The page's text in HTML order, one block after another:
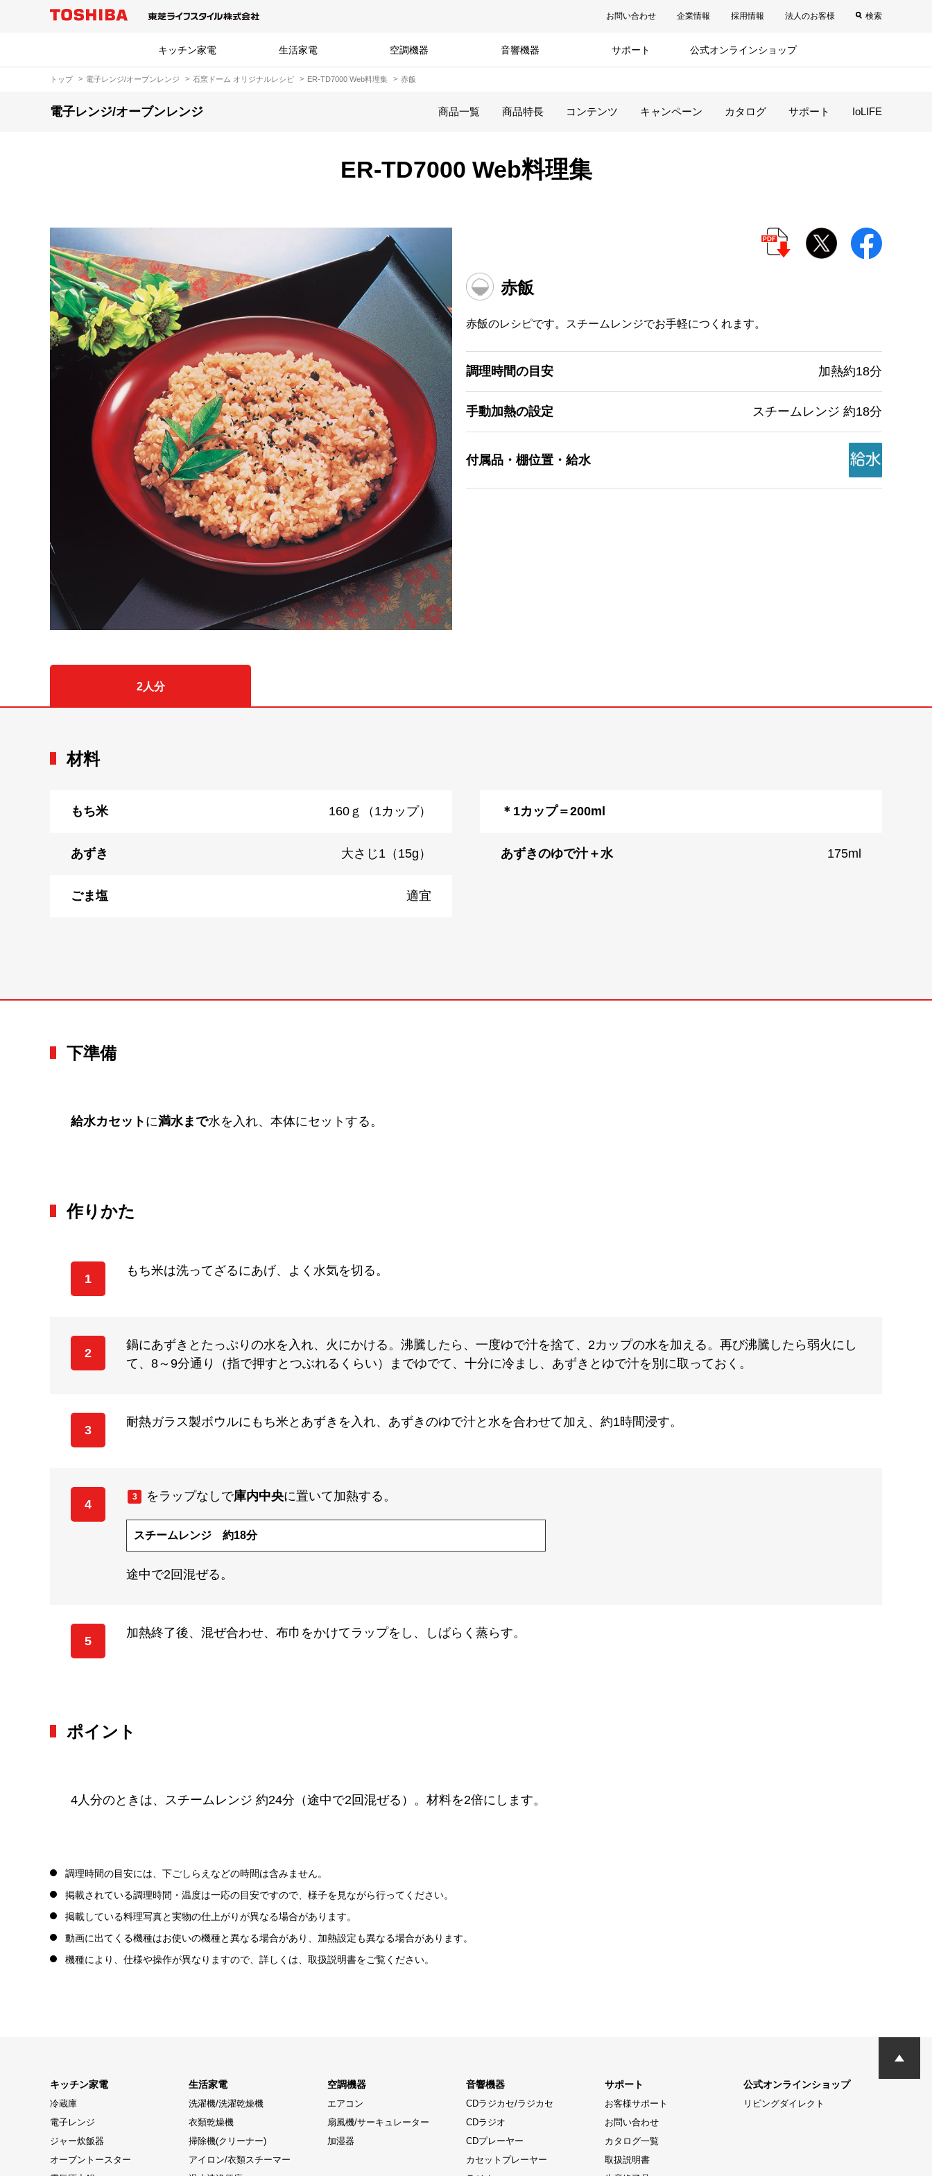
お問い合わせ 企業情報 採用情報 法人のお客様 検索
キッチン家電 生活家電 空調機器 音響機器 サポート 公式オンラインショップ
トップ 電子レンジ/オーブンレンジ 石窯ドーム オリジナルレシピ ER-TD7000 Web料理集 赤飯
電子レンジ/オーブンレンジ 商品一覧 商品特長 コンテンツ キャンペーン カタログ サポート IoLIFE
ER-TD7000 Web料理集
赤飯
赤飯のレシピです。スチームレンジでお手軽につくれます。
調理時間の目安 加熱約18分
手動加熱の設定 スチームレンジ 約18分
付属品・棚位置・給水
2人分
材料
もち米 160ｇ（1カップ） ＊1カップ＝200ml
あずき 大さじ1（15g） あずきのゆで汁＋水 175ml
ごま塩 適宜
下準備
給水カセット に満水まで水を入れ、本体にセットする。
作りかた
1
もち米は洗ってざるにあげ、よく水気を切る。
2
鍋にあずきとたっぷりの水を入れ、火にかける。沸騰したら、一度ゆで汁を捨て、2カップの水を加える。再び沸騰したら弱火にし
て、8～9分通り（指で押すとつぶれるくらい）までゆでて、十分に冷まし、あずきとゆで汁を別に取っておく。
3
耐熱ガラス製ボウルにもち米とあずきを入れ、あずきのゆで汁と水を合わせて加え、約1時間浸す。
4
3 をラップなしで庫内中央に置いて加熱する。
スチームレンジ 約18分
途中で2回混ぜる。
5
加熱終了後、混ぜ合わせ、布巾をかけてラップをし、しばらく蒸らす。
ポイント
4人分のときは、スチームレンジ 約24分（途中で2回混ぜる）。材料を2倍にします。
調理時間の目安には、下ごしらえなどの時間は含みません。
掲載されている調理時間・温度は一応の目安ですので、様子を見ながら行ってください。
掲載している料理写真と実物の仕上がりが異なる場合があります。
動画に出てくる機種はお使いの機種と異なる場合があり、加熱設定も異なる場合があります。
機種により、仕様や操作が異なりますので、詳しくは、取扱説明書をご覧ください。
キッチン家電
冷蔵庫
電子レンジ
ジャー炊飯器
オーブントースター
生活家電
洗濯機/洗濯乾燥機
衣類乾燥機
掃除機(クリーナー)
アイロン/衣類スチーマー
空調機器
エアコン
扇風機/サーキュレーター
加湿器
音響機器
CDラジカセ/ラジカセ
CDラジオ
CDプレーヤー
カセットプレーヤー
サポート
お客様サポート
お問い合わせ
カタログ一覧
取扱説明書
公式オンラインショップ
リビングダイレクト